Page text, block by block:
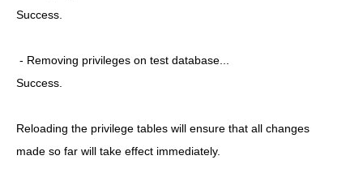
Success.
- Removing privileges on test database...
Success.
Reloading the privilege tables will ensure that all changes
made so far will take effect immediately.